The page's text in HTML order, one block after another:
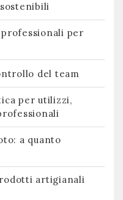
per
del team
per utilizzi,
a quanto
artigianali